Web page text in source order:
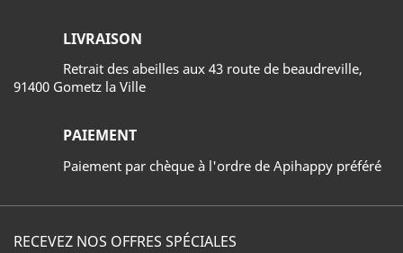
LIVRAISON
Retrait des abeilles aux 43 route de beaudreville,
91400 Gometz la Ville
PAIEMENT
Paiement par chèque à l'ordre de Apihappy préféré
RECEVEZ NOS OFFRES SPÉCIALES